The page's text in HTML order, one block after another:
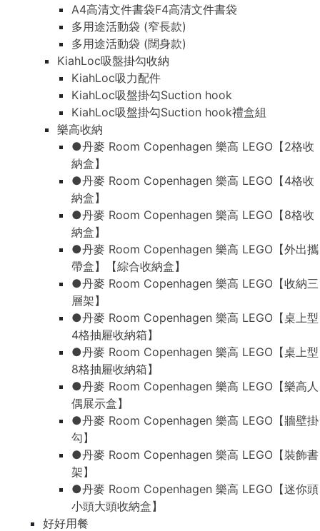
A4高清文件書袋F4高清文件書袋
多用途活動袋 (窄長款)
多用途活動袋 (闊身款)
KiahLoc吸盤掛勾收納
KiahLoc吸力配件
KiahLoc吸盤掛勾Suction hook
KiahLoc吸盤掛勾Suction hook禮盒組
樂高收納
●丹麥 Room Copenhagen 樂高 LEGO【2格收
納盒】
●丹麥 Room Copenhagen 樂高 LEGO【4格收
納盒】
●丹麥 Room Copenhagen 樂高 LEGO【8格收
納盒】
●丹麥 Room Copenhagen 樂高 LEGO【外出攜
帶盒】【綜合收納盒】
●丹麥 Room Copenhagen 樂高 LEGO【收納三
層架】
●丹麥 Room Copenhagen 樂高 LEGO【桌上型
4格抽屜收納箱】
●丹麥 Room Copenhagen 樂高 LEGO【桌上型
8格抽屜收納箱】
●丹麥 Room Copenhagen 樂高 LEGO【樂高人
偶展示盒】
●丹麥 Room Copenhagen 樂高 LEGO【牆壁掛
勾】
●丹麥 Room Copenhagen 樂高 LEGO【裝飾書
架】
●丹麥 Room Copenhagen 樂高 LEGO【迷你頭
小頭大頭收納盒】
好好用餐